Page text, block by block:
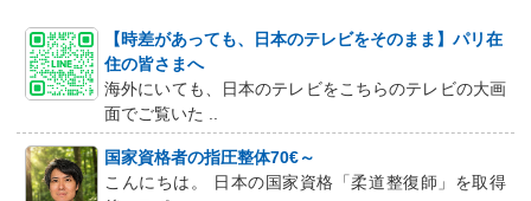
【時差があっても、日本のテレビをそのまま】パリ在
住の皆さまへ
海外にいても、日本のテレビをこちらのテレビの大画
面でご覧いた ..
国家資格者の指圧整体70€～
こんにちは。 日本の国家資格「柔道整復師」を取得